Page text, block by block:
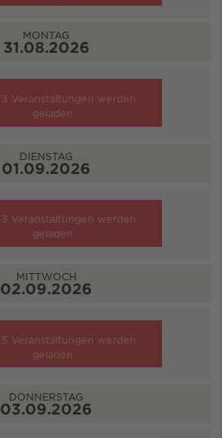
MONTAG
31.08.2026
3 Veranstaltungen werden
geladen
DIENSTAG
01.09.2026
3 Veranstaltungen werden
geladen
MITTWOCH
02.09.2026
5 Veranstaltungen werden
geladen
DONNERSTAG
03.09.2026